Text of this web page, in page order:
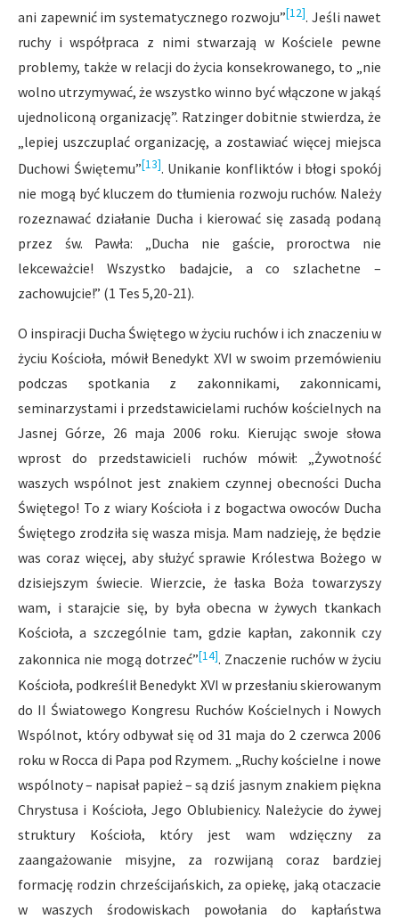
ani zapewnić im systematycznego rozwoju”[12]. Jeśli nawet
ruchy i współpraca z nimi stwarzają w Kościele pewne
problemy, także w relacji do życia konsekrowanego, to „nie
wolno utrzymywać, że wszystko winno być włączone w jakąś
ujednoliconą organizację”. Ratzinger dobitnie stwierdza, że
„lepiej uszczuplać organizację, a zostawiać więcej miejsca
Duchowi Świętemu”[13]. Unikanie konfliktów i błogi spokój
nie mogą być kluczem do tłumienia rozwoju ruchów. Należy
rozeznawać działanie Ducha i kierować się zasadą podaną
przez św. Pawła: „Ducha nie gaście, proroctwa nie
lekceważcie! Wszystko badajcie, a co szlachetne –
zachowujcie!” (1 Tes 5,20-21).
O inspiracji Ducha Świętego w życiu ruchów i ich znaczeniu w
życiu Kościoła, mówił Benedykt XVI w swoim przemówieniu
podczas spotkania z zakonnikami, zakonnicami,
seminarzystami i przedstawicielami ruchów kościelnych na
Jasnej Górze, 26 maja 2006 roku. Kierując swoje słowa
wprost do przedstawicieli ruchów mówił: „Żywotność
waszych wspólnot jest znakiem czynnej obecności Ducha
Świętego! To z wiary Kościoła i z bogactwa owoców Ducha
Świętego zrodziła się wasza misja. Mam nadzieję, że będzie
was coraz więcej, aby służyć sprawie Królestwa Bożego w
dzisiejszym świecie. Wierzcie, że łaska Boża towarzyszy
wam, i starajcie się, by była obecna w żywych tkankach
Kościoła, a szczególnie tam, gdzie kapłan, zakonnik czy
zakonnica nie mogą dotrzeć”[14]. Znaczenie ruchów w życiu
Kościoła, podkreślił Benedykt XVI w przesłaniu skierowanym
do II Światowego Kongresu Ruchów Kościelnych i Nowych
Wspólnot, który odbywał się od 31 maja do 2 czerwca 2006
roku w Rocca di Papa pod Rzymem. „Ruchy kościelne i nowe
wspólnoty – napisał papież – są dziś jasnym znakiem piękna
Chrystusa i Kościoła, Jego Oblubienicy. Należycie do żywej
struktury Kościoła, który jest wam wdzięczny za
zaangażowanie misyjne, za rozwijaną coraz bardziej
formację rodzin chrześcijańskich, za opiekę, jaką otaczacie
w waszych środowiskach powołania do kapłaństwa